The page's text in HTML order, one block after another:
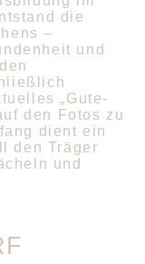
die
–
und
„Gute-
den Fotos zu
dient ein
den Träger
und